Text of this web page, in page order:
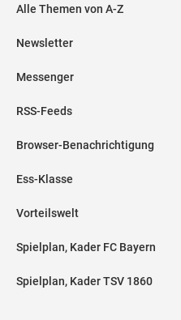
Alle Themen von A-Z
Newsletter
Messenger
RSS-Feeds
Browser-Benachrichtigung
Ess-Klasse
Vorteilswelt
Spielplan, Kader FC Bayern
Spielplan, Kader TSV 1860